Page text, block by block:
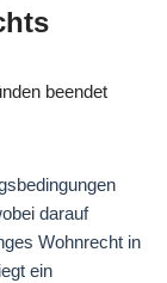
beendet
darauf
Wohnrecht in
ein